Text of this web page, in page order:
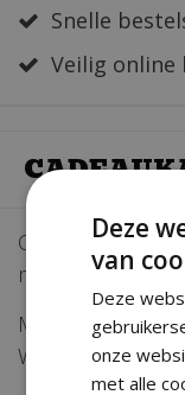
Snelle
Veilig online
Op zoek naar
maar je hebt
Maak iemand
Witmarsum
Deze
van
Deze
onze
met alle